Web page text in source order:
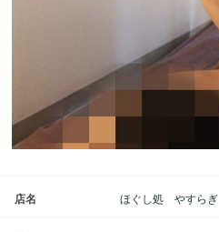
店名 ほぐし処 やすらぎ